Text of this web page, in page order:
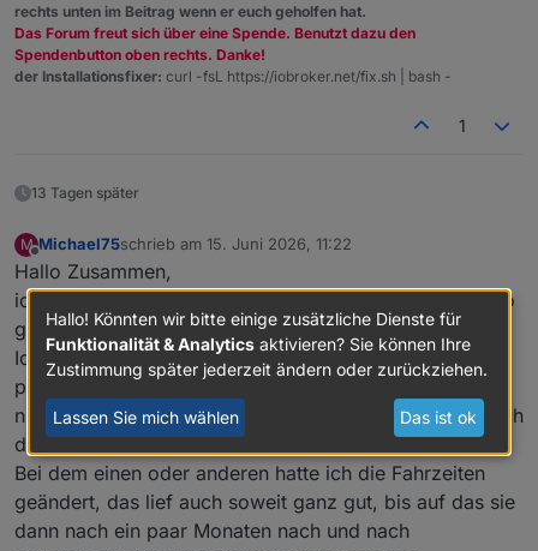
rechts unten im Beitrag wenn er euch geholfen hat.
Das Forum freut sich über eine Spende. Benutzt dazu den
Spendenbutton oben rechts. Danke!
der Installationsfixer: curl -fsL https://iobroker.net/fix.sh | bash -
1
13 Tagen später
M
Offline
Michael75schrieb am 15. Juni 2026, 11:22
zuletzt editiert von
Hallo Zusammen,
ich bin neu hier und bin mit dem Umgang noch nicht so
ganz vertraut.
Ich nutze schon seid über 11 Jahren die CCU2 (läuft
perfekt) und dazu die Aktoren HM LC BIPBU FM, ich
nutze die für unsere Aussenjalousien und mehr mach ich
damit eigentlich nicht.
Bei dem einen oder anderen hatte ich die Fahrzeiten
geändert, das lief auch soweit ganz gut, bis auf das sie
dann nach ein paar Monaten nach und nach
Hallo! Könnten wir bitte einige zusätzliche Dienste für
Funktionalität & Analytics aktivieren? Sie können Ihre
Zustimmung später jederzeit ändern oder zurückziehen.
Lassen Sie mich wählen Das ist ok